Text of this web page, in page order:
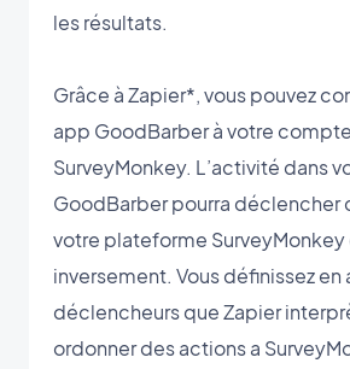
les résultats.
Grâce à Zapier*, vous pouvez
app GoodBarber à votre compte
SurveyMonkey. L’activité dans
GoodBarber pourra déclencher
votre plateforme SurveyMonkey
inversement. Vous définissez en
déclencheurs que Zapier
ordonner des actions a